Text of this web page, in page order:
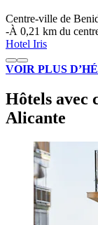
Centre-ville de
‐À 0,21 km du
Hotel Iris
VOIR PLUS
Hôtels avec
Alicante